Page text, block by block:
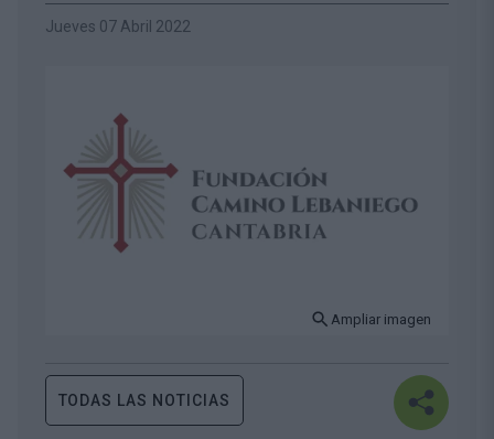
Jueves 07 Abril 2022
Ampliar imagen
TODAS LAS NOTICIAS